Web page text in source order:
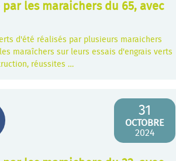
par les maraichers du 65, avec
d'été réalisés par plusieurs maraichers
maraîchers sur leurs essais d'engrais verts
réussites …
31
OCTOBRE
2024